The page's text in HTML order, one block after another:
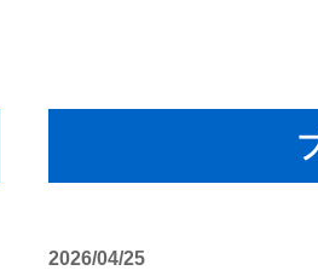
2026/04/25